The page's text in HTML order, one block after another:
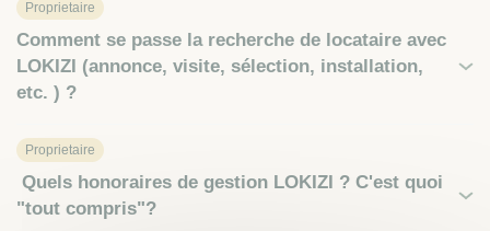
Proprietaire
Comment se passe la recherche de locataire avec
LOKIZI (annonce, visite, sélection, installation,
etc. ) ?
Proprietaire
Quels honoraires de gestion LOKIZI ? C'est quoi
"tout compris"?